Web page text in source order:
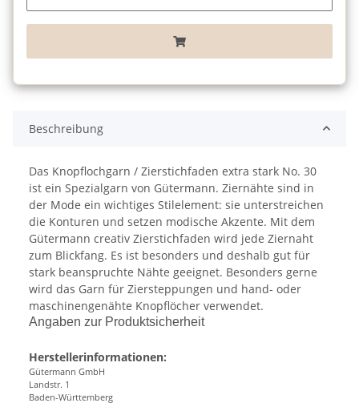
Beschreibung
Das Knopflochgarn / Zierstichfaden extra stark No. 30
ist ein Spezialgarn von Gütermann. Ziernähte sind in
der Mode ein wichtiges Stilelement: sie unterstreichen
die Konturen und setzen modische Akzente. Mit dem
Gütermann creativ Zierstichfaden wird jede Ziernaht
zum Blickfang. Es ist besonders und deshalb gut für
stark beanspruchte Nähte geeignet. Besonders gerne
wird das Garn für Ziersteppungen und hand- oder
maschinengenähte Knopflöcher verwendet.
Angaben zur Produktsicherheit
Herstellerinformationen:
Gütermann GmbH
Landstr. 1
Baden-Württemberg